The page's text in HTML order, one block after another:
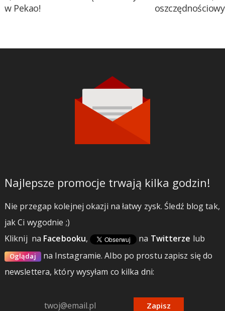
w Pekao!
Najlepsze promocje trwają kilka godzin!
Nie przegap kolejnej okazji na łatwy zysk. Śledź blog tak,
jak Ci wygodnie ;)
Kliknij na Facebooku, na Twitterze lub
Oglądaj na Instagramie.Albo po prostu zapisz się do
newslettera, który wysyłam co kilka dni:
Zapisz